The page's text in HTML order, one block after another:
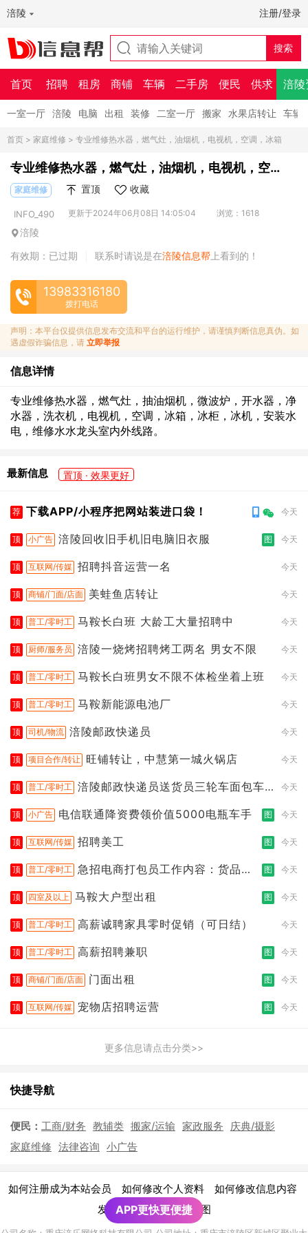
涪陵 注册/登录
首页 招聘 租房 商铺 车辆 二手房 便民 供求 涪陵
一室一厅 涪陵 电脑 出租 装修 二室一厅 搬家 水果店转让 车辆
首页 > 家庭维修 > 专业维修热水器，燃气灶，油烟机，电视机，空调，冰箱
专业维修热水器，燃气灶，油烟机，电视机，空
调，冰箱
家庭维修 置顶 收藏
INFO_490 更新于2024年06月08日 14:05:04 浏览：1618
涪陵
有效期：已过期
联系时请说是在涪陵信息帮 上看到的！
13983316180
拨打电话
声明：本平台仅提供信息发布交流和平台的运行维护，请谨慎判断信息真伪。如
遇虚假诈骗信息，请 立即举报
信息详情
专业维修热水器，燃气灶，抽油烟机，微波炉，开水器，净
水器，洗衣机，电视机，空调，冰箱，冰柜，冰机，安装水
电，维修水水龙头室内外线路。
最新信息 置顶 · 效果更好
荐 下载APP/小程序把网站装进口袋！ 今天
顶 小广告 涪陵回收旧手机旧电脑旧衣服 图 今天
顶 互联网/传媒 招聘抖音运营一名 今天
顶 商铺/门面/店面 美蛙鱼店转让 今天
顶 普工/零时工 马鞍长白班 大龄工大量招聘中 今天
顶 厨师/服务员 涪陵一烧烤招聘烤工两名 男女不限 今天
顶 普工/零时工 马鞍长白班男女不限不体检坐着上班 今天
顶 普工/零时工 马鞍新能源电池厂 今天
顶 司机/物流 涪陵邮政快递员 今天
顶 项目合作/转让 旺铺转让，中慧第一城火锅店 今天
顶 普工/零时工 涪陵邮政快递员送货员三轮车面包车
今天
顶 小广告 电信联通降资费领价值5000电瓶车手 图 今天
顶 互联网/传媒 招聘美工 图 今天
顶 普工/零时工 急招电商打包员工作内容：货品分
图 今天
顶 四室及以上 马鞍大户型出租 图 今天
顶 普工/零时工 高薪诚聘家具零时促销（可日结） 今天
顶 普工/零时工 高薪招聘兼职 图 今天
顶 商铺/门面/店面 门面出租 图 今天
顶 互联网/传媒 宠物店招聘运营 图 今天
更多信息请点击分类>>
快捷导航
便民： 工商/财务 教辅类 搬家/运输 家政服务
庆典/摄影
家庭维修 法律咨询 小广告
如何注册成为本站会员 如何修改个人资料 如何修改信息内容
发布广告须知 | 网站地图
APP更快更便捷